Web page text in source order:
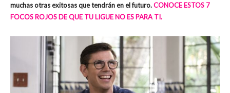
muchas otras exitosas que tendrán en el futuro.CONOCE ESTOS 7
FOCOS ROJOS DE QUE TU LIGUE NO ES PARA TI.